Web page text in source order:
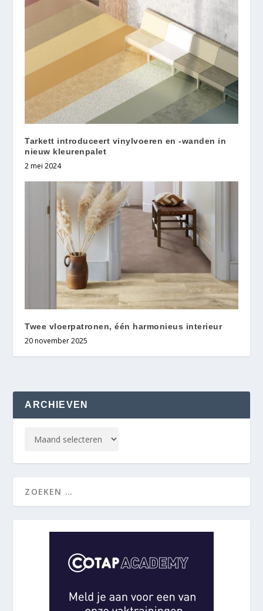
Tarkett introduceert vinylvoeren en -wanden in
nieuw kleurenpalet
2 mei 2024
Twee vloerpatronen, één harmonieus interieur
20 november 2025
ARCHIEVEN